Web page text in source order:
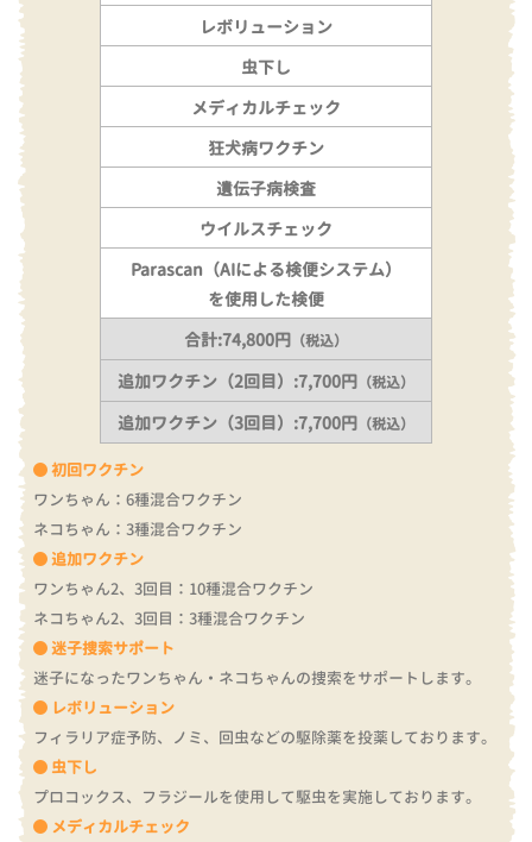
初回ワクチン
ワンちゃん：6種混合ワクチン
ネコちゃん：3種混合ワクチン
追加ワクチン
ワンちゃん2、3回目：10種混合ワクチン
ネコちゃん2、3回目：3種混合ワクチン
迷子捜索サポート
迷子になったワンちゃん・ネコちゃんの捜索をサポートします。
レボリューション
フィラリア症予防、ノミ、回虫などの駆除薬を投薬しております。
虫下し
プロコックス、フラジールを使用して駆虫を実施しております。
メディカルチェック
レボリューション
虫下し
メディカルチェック
狂犬病ワクチン
遺伝子病検査
ウイルスチェック
Parascan（AIによる検便システム）
を使用した検便
合計:74,800円 （税込）
追加ワクチン（2回目）:7,700円 （税込）
追加ワクチン（3回目）:7,700円 （税込）